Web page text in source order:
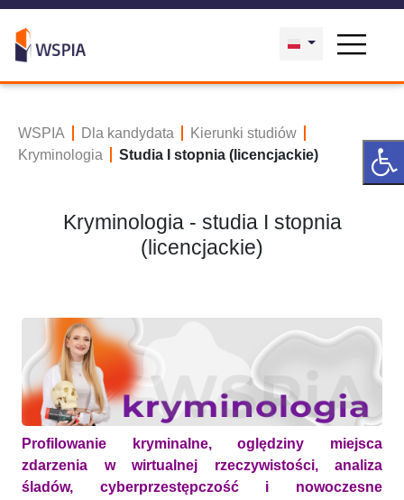
WSPIA Dla kandydata
Kierunki studiów
Kryminologia
Studia I stopnia (licencjackie)
Kryminologia - studia I stopnia
(licencjackie)
Profilowanie kryminalne, oględziny miejsca
zdarzenia w wirtualnej rzeczywistości, analiza
śladów, cyberprzestępczość i nowoczesne